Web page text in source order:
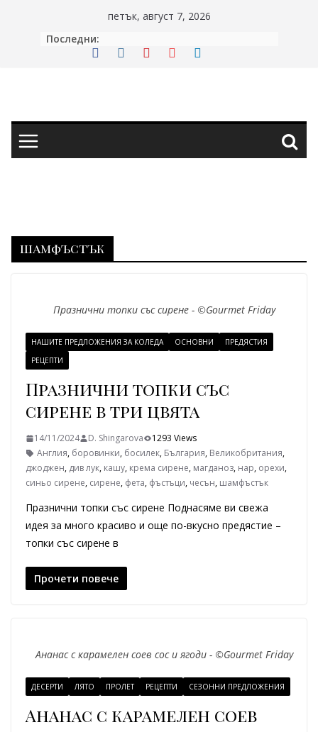
петък, август 7, 2026
Последни:
шамфъстък
Празнични топки със сирене - ©Gourmet Friday
НАШИТЕ ПРЕДЛОЖЕНИЯ ЗА КОЛЕДА ОСНОВНИ
ПРЕДЯСТИЯ
РЕЦЕПТИ
Празнични топки със
сирене в три цвята
14/11/2024 D. Shingarova
1293 Views
Англия, боровинки, босилек, България, Великобритания,
джоджен, див лук, кашу, крема сирене, магданоз, нар, орехи,
синьо сирене, сирене, фета, фъстъци, чесън, шамфъстък
Празнични топки със сирене Поднасяме ви свежа
идея за много красиво и още по-вкусно предястие –
топки със сирене в
Прочети повече
Ананас с карамелен соев сос и ягоди - ©Gourmet Friday
ДЕСЕРТИ ЛЯТО ПРОЛЕТ РЕЦЕПТИ СЕЗОННИ ПРЕДЛОЖЕНИЯ
Ананас с карамелен соев